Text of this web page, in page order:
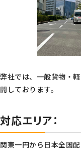
弊社では、一般貨物・
開しております。
対応エリア：
関東一円から日本全国配